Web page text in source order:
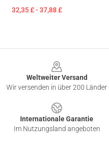
32,35 £ - 37,88 £
Weltweiter Versand
Wir versenden in über 200 Länder
Internationale Garantie
Im Nutzungsland angeboten